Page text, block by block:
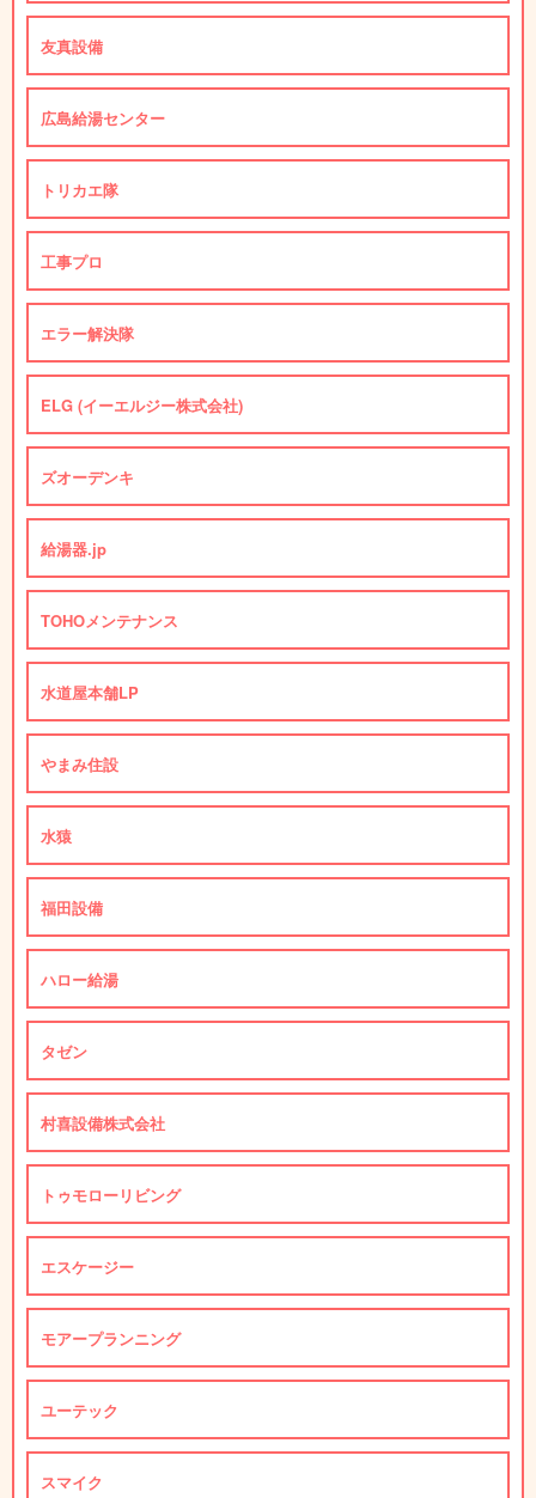
友真設備
広島給湯センター
トリカエ隊
工事プロ
エラー解決隊
ELG (イーエルジー株式会社)
ズオーデンキ
給湯器.jp
TOHOメンテナンス
水道屋本舗LP
やまみ住設
水猿
福田設備
ハロー給湯
タゼン
村喜設備株式会社
トゥモローリビング
エスケージー
モアープランニング
ユーテック
スマイク